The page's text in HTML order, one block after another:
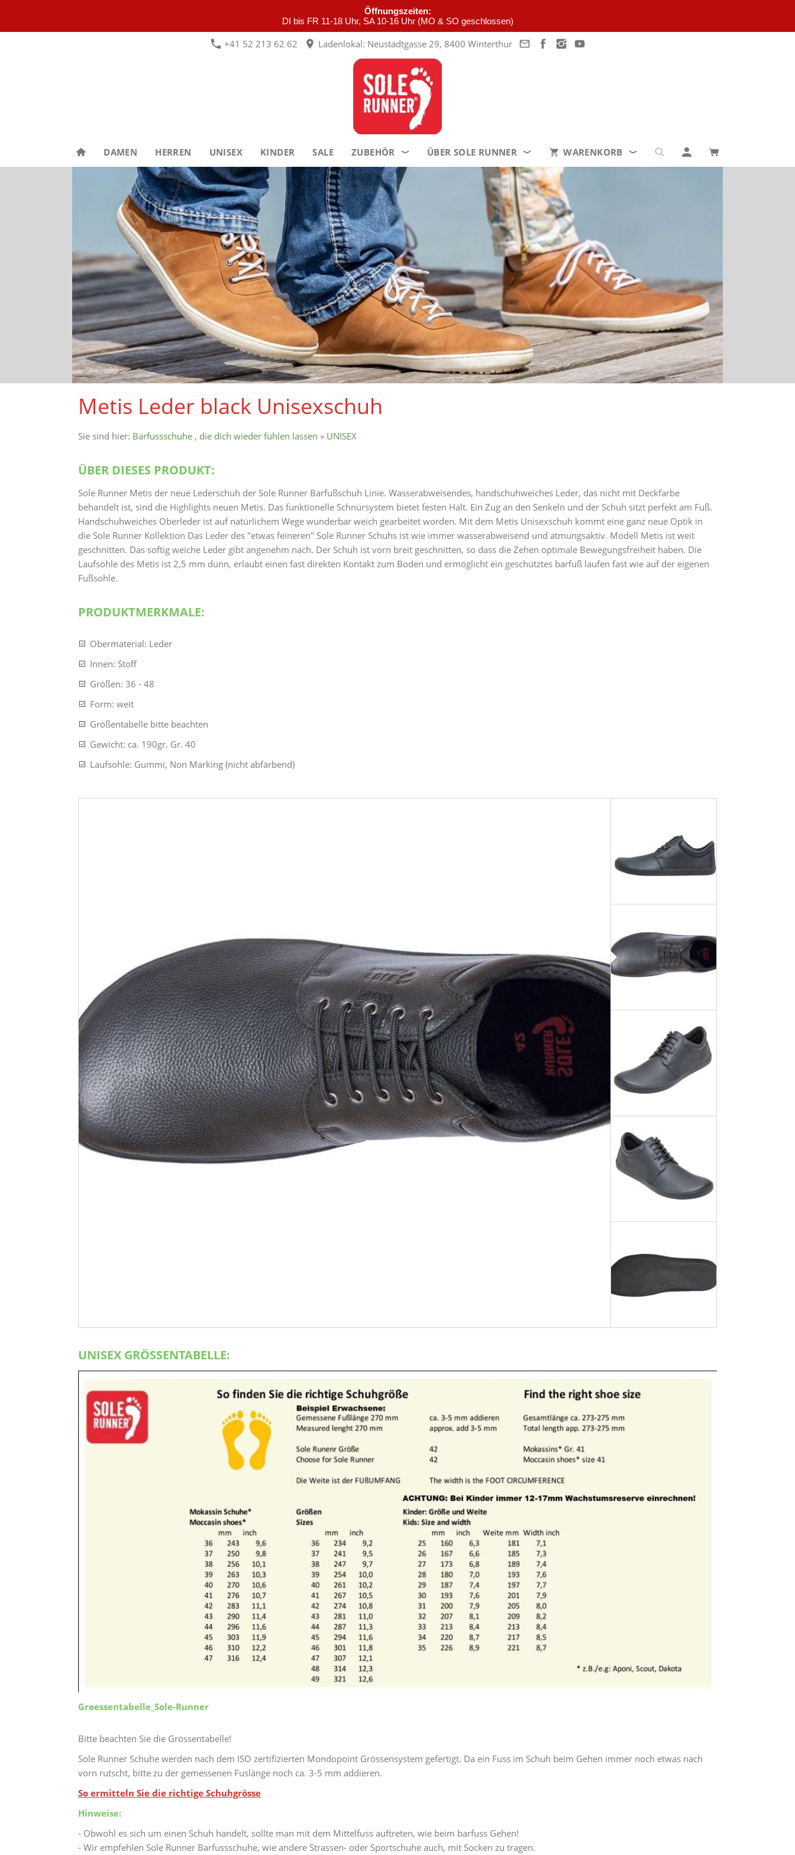
Öffnungszeiten:
DI bis FR 11-18 Uhr, SA 10-16 Uhr (MO & SO geschlossen)
+41 52 213 62 62 Ladenlokal: Neustadtgasse 29, 8400 Winterthur
DAMEN HERREN UNISEX KINDER SALE ZUBEHÖR ÜBER SOLE RUNNER WARENKORB
Metis Leder black Unisexschuh
Sie sind hier: Barfussschuhe , die dich wieder fühlen lassen » UNISEX
ÜBER DIESES PRODUKT:
Sole Runner Metis der neue Lederschuh der Sole Runner Barfußschuh Linie. Wasserabweisendes, handschuhweiches Leder, das nicht mit Deckfarbe
behandelt ist, sind die Highlights neuen Metis. Das funktionelle Schnürsystem bietet festen Halt. Ein Zug an den Senkeln und der Schuh sitzt perfekt am Fuß.
Handschuhweiches Oberleder ist auf natürlichem Wege wunderbar weich gearbeitet worden. Mit dem Metis Unisexschuh kommt eine ganz neue Optik in
die Sole Runner Kollektion Das Leder des "etwas feineren" Sole Runner Schuhs ist wie immer wasserabweisend und atmungsaktiv. Modell Metis ist weit
geschnitten. Das softig weiche Leder gibt angenehm nach. Der Schuh ist vorn breit geschnitten, so dass die Zehen optimale Bewegungsfreiheit haben. Die
Laufsohle des Metis ist 2,5 mm dünn, erlaubt einen fast direkten Kontakt zum Boden und ermöglicht ein geschütztes barfuß laufen fast wie auf der eigenen
Fußsohle.
PRODUKTMERKMALE:
Obermaterial: Leder
Innen: Stoff
Größen: 36 - 48
Form: weit
Größentabelle bitte beachten
Gewicht: ca. 190gr. Gr. 40
Laufsohle: Gummi, Non Marking (nicht abfärbend)
UNISEX GRÖSSENTABELLE:
Groessentabelle_Sole-Runner
Bitte beachten Sie die Grössentabelle!
Sole Runner Schuhe werden nach dem ISO zertifizierten Mondopoint Grössensystem gefertigt. Da ein Fuss im Schuh beim Gehen immer noch etwas nach
vorn rutscht, bitte zu der gemessenen Fuslänge noch ca. 3-5 mm addieren.
So ermitteln Sie die richtige Schuhgrösse
Hinweise:
- Obwohl es sich um einen Schuh handelt, sollte man mit dem Mittelfuss auftreten, wie beim barfuss Gehen!
- Wir empfehlen Sole Runner Barfussschuhe, wie andere Strassen- oder Sportschuhe auch, mit Socken zu tragen.